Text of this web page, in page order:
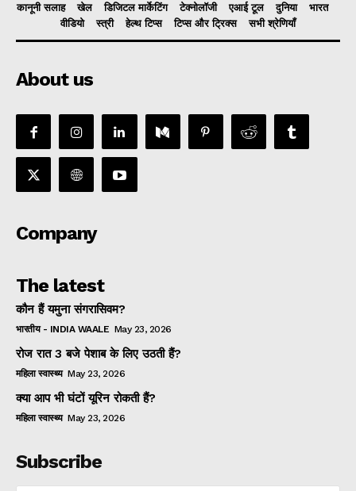
कानूनी सलाह खेल डिजिटल मार्केटिंग टेक्नोलॉजी एआई टूल दुनिया
भारत
वीडियो
स्त्री हेल्थ टिप्स टिप्स और ट्रिक्स सभी श्रेणियाँ
About us
Company
The latest
कौन हैं यमुना संगरासिवम?
भारतीय - INDIA WAALE May 23, 2026
रोज रात 3 बजे पेशाब के लिए उठती हैं?
महिला स्वास्थ्य May 23, 2026
क्या आप भी घंटों यूरिन रोकती हैं?
महिला स्वास्थ्य May 23, 2026
Subscribe